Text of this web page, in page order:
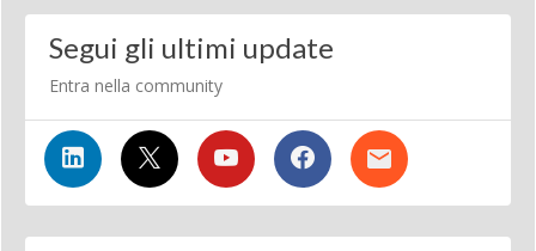
Segui gli ultimi update
Entra nella community